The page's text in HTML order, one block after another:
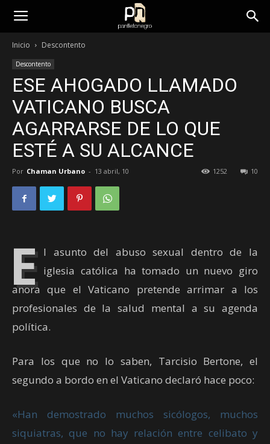
panfletonegro
Inicio Descontento
Descontento
ESE AHOGADO LLAMADO
VATICANO BUSCA
AGARRARSE DE LO QUE
ESTÉ A SU ALCANCE
Por Chaman Urbano - 13 abril, 10 10
1252
E l asunto del abuso sexual dentro de la
iglesia católica ha tomado un nuevo giro
ahora que el Vaticano pretende arrimar a los
profesionales de la salud mental a su agenda
política.
Para los que no lo saben, Tarcisio Bertone, el
segundo a bordo en el Vaticano declaró hace poco:
«Han demostrado muchos sicólogos, muchos
siquiatras, que no hay relación entre celibato y